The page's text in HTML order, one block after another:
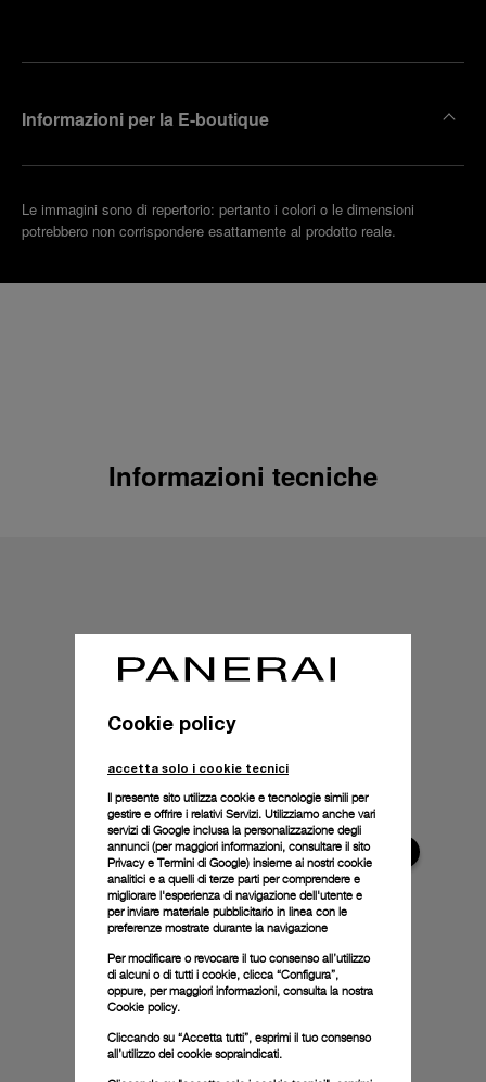
Informazioni per la E-boutique
Le immagini sono di repertorio: pertanto i colori o le dimensioni
potrebbero non corrispondere esattamente al prodotto reale.
Informazioni tecniche
Cookie policy
accetta solo i cookie tecnici
Il presente sito utilizza cookie e tecnologie simili per
gestire e offrire i relativi Servizi. Utilizziamo anche vari
servizi di Google inclusa la personalizzazione degli
annunci (per maggiori informazioni, consultare il sito
Privacy e Termini di Google) insieme ai nostri cookie
analitici e a quelli di terze parti per comprendere e
migliorare l'esperienza di navigazione dell'utente e
per inviare materiale pubblicitario in linea con le
preferenze mostrate durante la navigazione
Per modificare o revocare il tuo consenso all’utilizzo
di alcuni o di tutti i cookie, clicca “Configura”,
oppure, per maggiori informazioni, consulta la nostra
Cookie policy.
Cliccando su “Accetta tutti”, esprimi il tuo consenso
all’utilizzo dei cookie sopraindicati.